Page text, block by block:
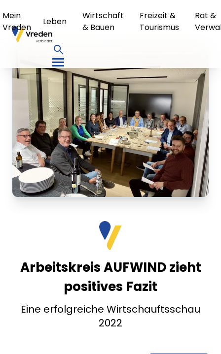
Mein
Vreden
Leben
Wirtschaft
& Bauen
Freizeit &
Tourismus
Rat &
Arbeitskreis AUFWIND zieht
positives Fazit
Eine erfolgreiche Wirtschauftsschau
2022